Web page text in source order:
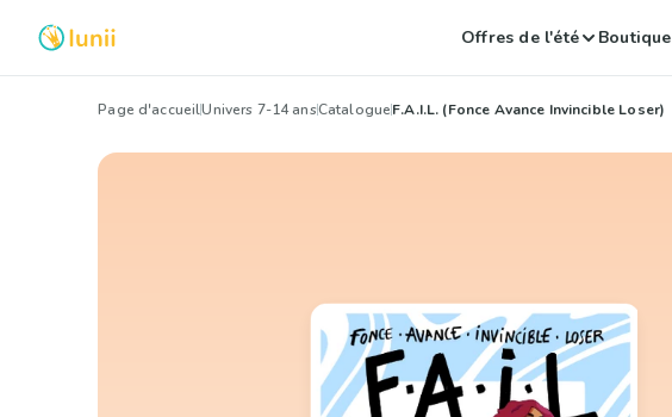
Offres de l'été Boutique
Page d'accueilUnivers 7-14 ansCatalogueF.A.I.L. (Fonce Avance Invincible Loser)